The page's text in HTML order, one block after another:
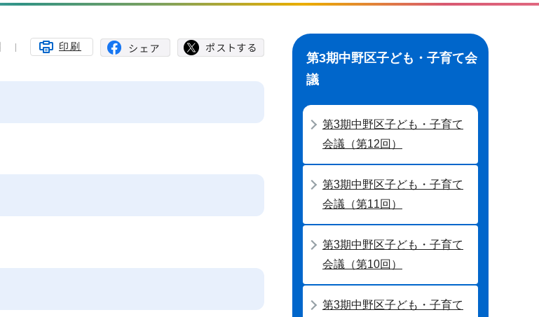
印刷
第3期中野区子ども・子育て会
議
第3期中野区子ども・子育て
会議（第12回）
第3期中野区子ども・子育て
会議（第11回）
第3期中野区子ども・子育て
会議（第10回）
第3期中野区子ども・子育て